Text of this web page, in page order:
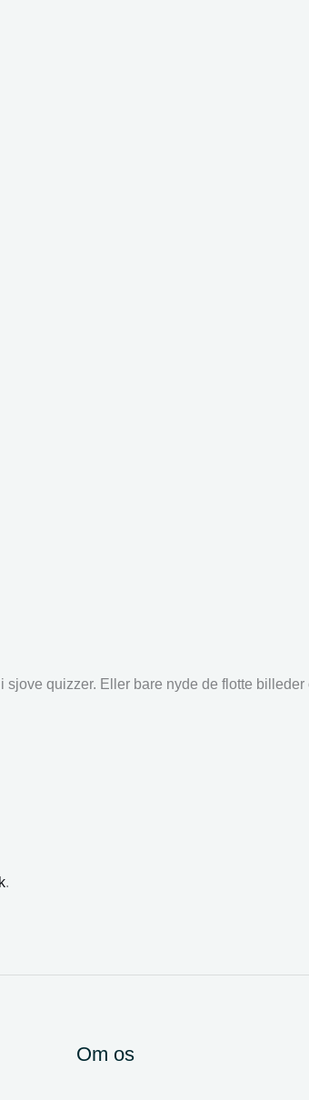
quizzer. Eller bare nyde de flotte billeder
.
Om os